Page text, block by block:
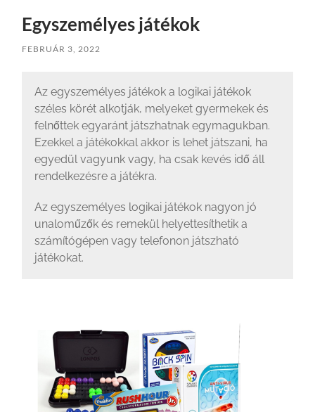
Egyszemélyes játékok
FEBRUÁR 3, 2022
Az egyszemélyes játékok a logikai játékok
széles körét alkotják, melyeket gyermekek és
felnőttek egyaránt játszhatnak egymagukban.
Ezekkel a játékokkal akkor is lehet játszani, ha
egyedül vagyunk vagy, ha csak kevés idő áll
rendelkezésre a játékra.
Az egyszemélyes logikai játékok nagyon jó
unaloműzők és remekül helyettesíthetik a
számítógépen vagy telefonon játszható
játékokat.